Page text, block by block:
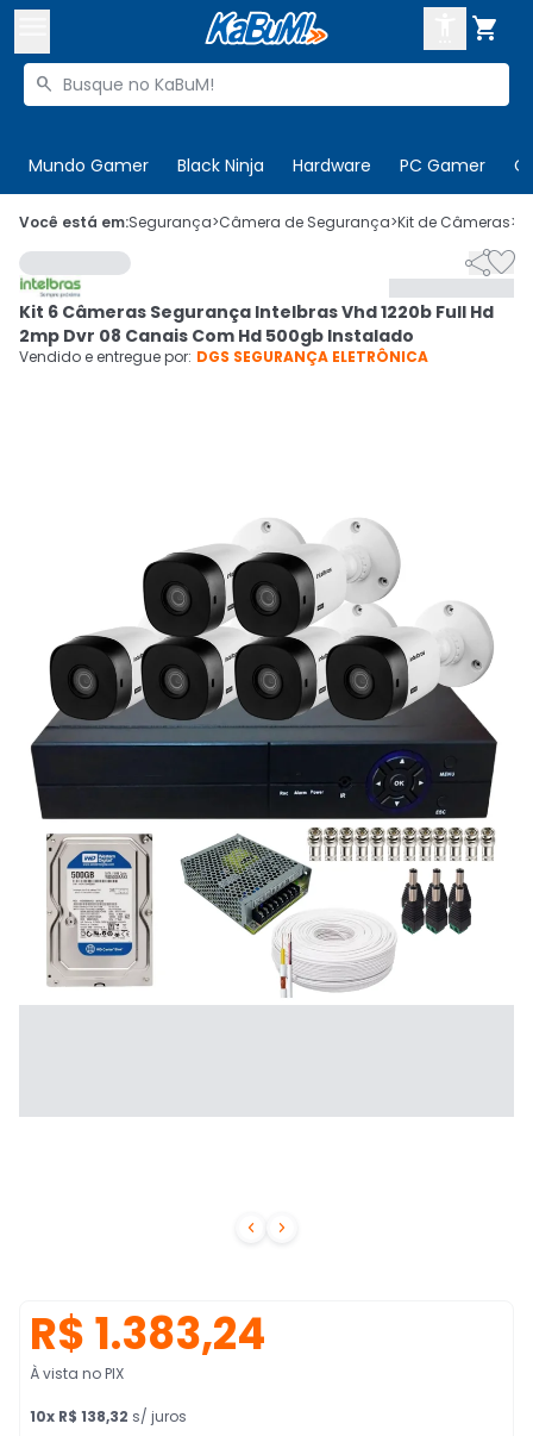

Buscar produtos

Mundo Gamer Black Ninja Hardware PC Gamer
 Olá. Acesse sua conta
 Departamentos
Cupons
CADASTRE-SE
Você está em:Segurança>Câmera de Segurança>Kit de Câmeras>
 

Kit 6 Câmeras Segurança Intelbras Vhd 1220b Full Hd
2mp Dvr 08 Canais Com Hd 500gb Instalado
Vendido e entregue por: DGS SEGURANÇA ELETRÔNICA
R$ 1.383,24
À vista no PIX
10x R$ 138,32 s/ juros